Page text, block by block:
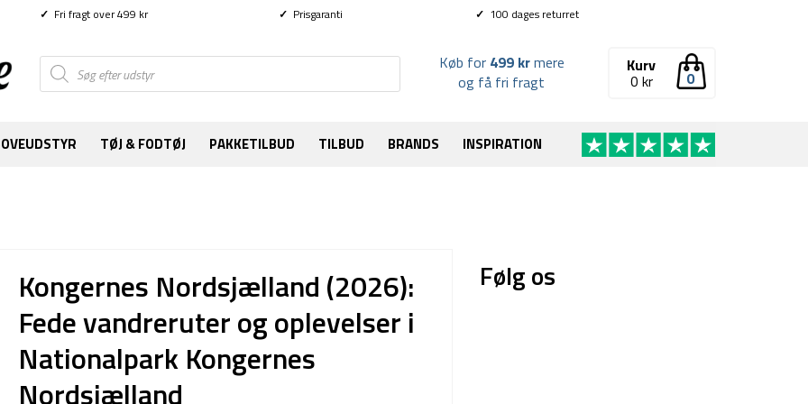
✓ Fri fragt over 499 kr ✓ Prisgaranti ✓ 100 dages returret
Products
search 0
Kurv
0 kr
Køb for 499 krmere
og få fri fragt
TØJ & FODTØJ PAKKETILBUD TILBUD BRANDS INSPIRATION
Kongernes Nordsjælland (2026):
Fede vandreruter og oplevelser i
Nationalpark Kongernes
Nordsjælland
Følg os